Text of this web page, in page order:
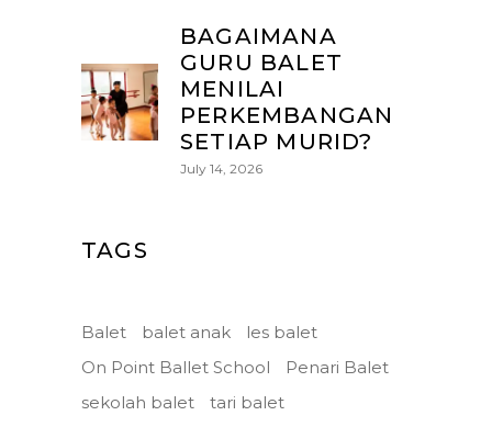
BAGAIMANA
GURU BALET
MENILAI
PERKEMBANGAN
SETIAP MURID?
July 14, 2026
TAGS
Balet balet anak
les balet
On Point Ballet School
Penari Balet
sekolah balet
tari balet